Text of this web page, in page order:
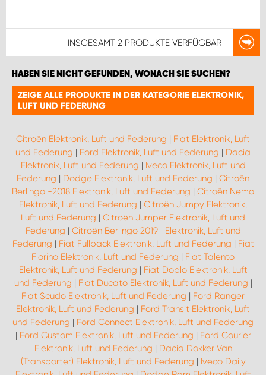
INSGESAMT 2 PRODUKTE VERFÜGBAR
HABEN SIE NICHT GEFUNDEN, WONACH SIE SUCHEN?
ZEIGE ALLE PRODUKTE IN DER KATEGORIE ELEKTRONIK,
LUFT UND FEDERUNG
Citroën Elektronik, Luft und Federung | Fiat Elektronik, Luft
und Federung | Ford Elektronik, Luft und Federung | Dacia
Elektronik, Luft und Federung | Iveco Elektronik, Luft und
Federung | Dodge Elektronik, Luft und Federung | Citroën
Berlingo -2018 Elektronik, Luft und Federung | Citroën Nemo
Elektronik, Luft und Federung | Citroën Jumpy Elektronik,
Luft und Federung | Citroën Jumper Elektronik, Luft und
Federung | Citroën Berlingo 2019- Elektronik, Luft und
Federung | Fiat Fullback Elektronik, Luft und Federung | Fiat
Fiorino Elektronik, Luft und Federung | Fiat Talento
Elektronik, Luft und Federung | Fiat Doblo Elektronik, Luft
und Federung | Fiat Ducato Elektronik, Luft und Federung |
Fiat Scudo Elektronik, Luft und Federung | Ford Ranger
Elektronik, Luft und Federung | Ford Transit Elektronik, Luft
und Federung | Ford Connect Elektronik, Luft und Federung
| Ford Custom Elektronik, Luft und Federung | Ford Courier
Elektronik, Luft und Federung | Dacia Dokker Van
(Transporter) Elektronik, Luft und Federung | Iveco Daily